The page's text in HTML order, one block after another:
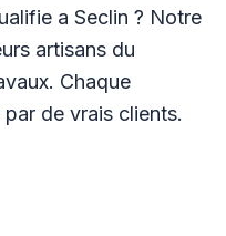
a Seclin ? Notre
artisans du
Chaque
de vrais clients.